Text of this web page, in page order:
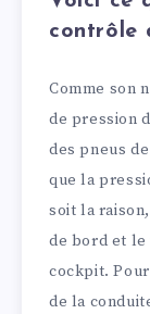
contrôle
Comme son
de pression
des pneus
que la
soit la
de bord et le
cockpit.
de la